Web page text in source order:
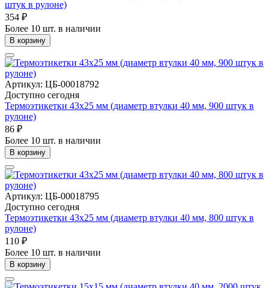
штук в рулоне)
354 ₽
Более 10 шт. в наличии
В корзину
Артикул: ЦБ-00018792
Доступно сегодня
Термоэтикетки 43х25 мм (диаметр втулки 40 мм, 900 штук в
рулоне)
86 ₽
Более 10 шт. в наличии
В корзину
Артикул: ЦБ-00018795
Доступно сегодня
Термоэтикетки 43х25 мм (диаметр втулки 40 мм, 800 штук в
рулоне)
110 ₽
Более 10 шт. в наличии
В корзину